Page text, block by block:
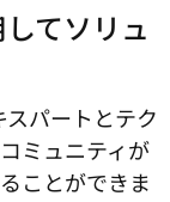
てソリュ
パートとテク
ミ​ュニティが
ことができま